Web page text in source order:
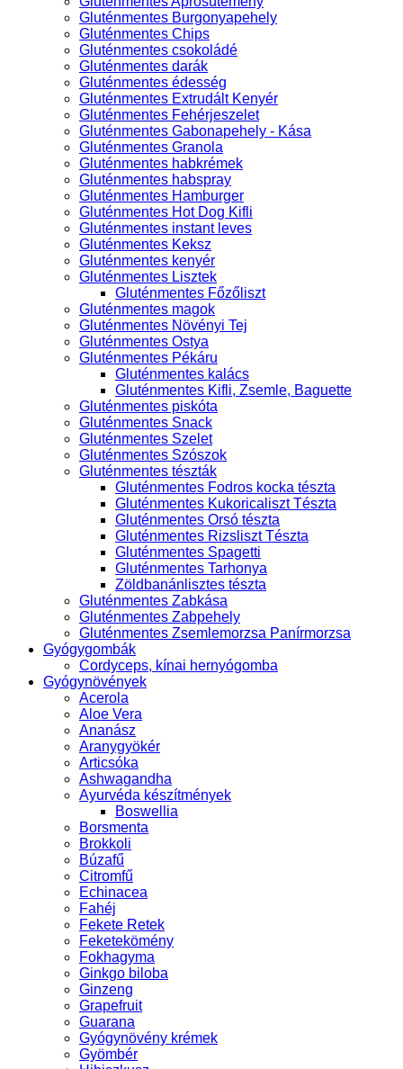
Gluténmentes Burgonyapehely
Gluténmentes Chips
Gluténmentes csokoládé
Gluténmentes darák
Gluténmentes édesség
Gluténmentes Extrudált Kenyér
Gluténmentes Fehérjeszelet
Gluténmentes Gabonapehely - Kása
Gluténmentes Granola
Gluténmentes habkrémek
Gluténmentes habspray
Gluténmentes Hamburger
Gluténmentes Hot Dog Kifli
Gluténmentes instant leves
Gluténmentes Keksz
Gluténmentes kenyér
Gluténmentes Lisztek
Gluténmentes Főzőliszt
Gluténmentes magok
Gluténmentes Növényi Tej
Gluténmentes Ostya
Gluténmentes Pékáru
Gluténmentes kalács
Gluténmentes Kifli, Zsemle, Baguette
Gluténmentes piskóta
Gluténmentes Snack
Gluténmentes Szelet
Gluténmentes Szószok
Gluténmentes tészták
Gluténmentes Fodros kocka tészta
Gluténmentes Kukoricaliszt Tészta
Gluténmentes Orsó tészta
Gluténmentes Rizsliszt Tészta
Gluténmentes Spagetti
Gluténmentes Tarhonya
Zöldbanánlisztes tészta
Gluténmentes Zabkása
Gluténmentes Zabpehely
Gluténmentes Zsemlemorzsa Panírmorzsa
Gyógygombák
Cordyceps, kínai hernyógomba
Gyógynövények
Acerola
Aloe Vera
Ananász
Aranygyökér
Articsóka
Ashwagandha
Ayurvéda készítmények
Boswellia
Borsmenta
Brokkoli
Búzafű
Citromfű
Echinacea
Fahéj
Fekete Retek
Feketekömény
Fokhagyma
Ginkgo biloba
Ginzeng
Grapefruit
Guarana
Gyógynövény krémek
Gyömbér